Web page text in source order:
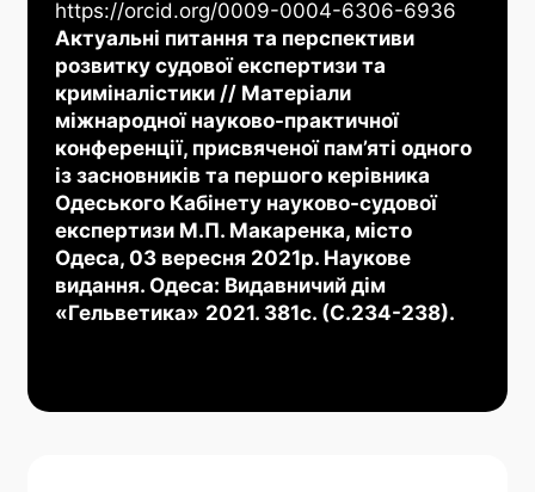
https://orcid.org/0009-0004-6306-6936
Актуальні питання та перспективи
розвитку судової експертизи та
криміналістики // Матеріали
міжнародної науково-практичної
конференції, присвяченої пам’яті одного
із засновників та першого керівника
Одеського Кабінету науково-судової
експертизи М.П. Макаренка, місто
Одеса, 03 вересня 2021р. Наукове
видання. Одеса: Видавничий дім
«Гельветика» 2021. 381с. (С.234-238).